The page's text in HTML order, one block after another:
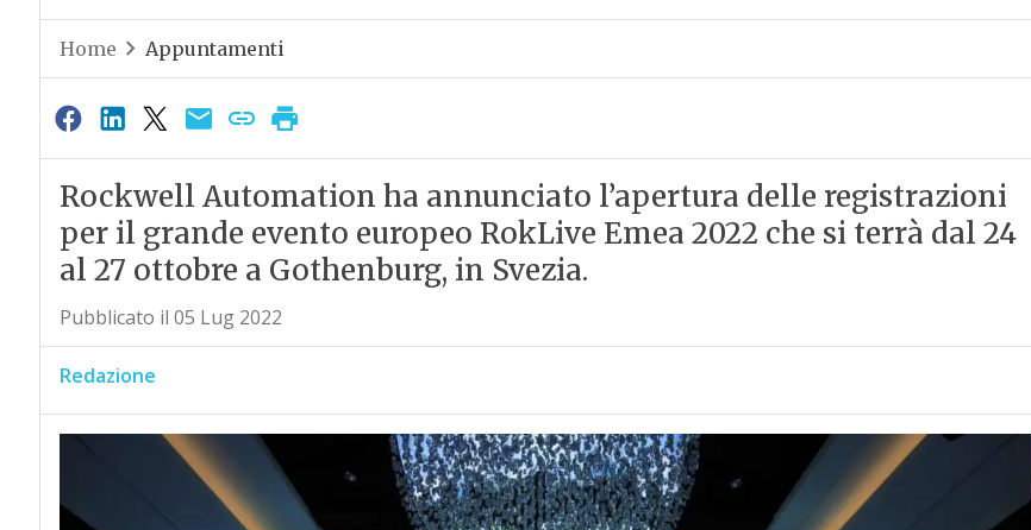
Home Appuntamenti
Rockwell Automation ha annunciato l’apertura delle registrazioni
per il grande evento europeo RokLive Emea 2022 che si terrà dal 24
al 27 ottobre a Gothenburg, in Svezia.
Pubblicato il 05 Lug 2022
Redazione